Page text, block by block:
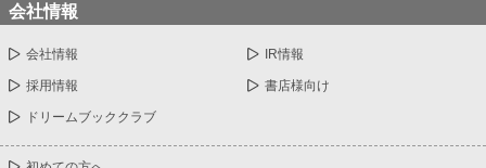
会社情報
会社情報 IR情報
採用情報 書店様向け
ドリームブッククラブ